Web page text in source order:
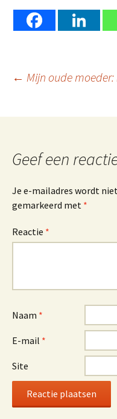
← Mijn oude
Geef een
Je e-mailadres wordt
gemarkeerd met *
Reactie *
Naam *
E-mail *
Site